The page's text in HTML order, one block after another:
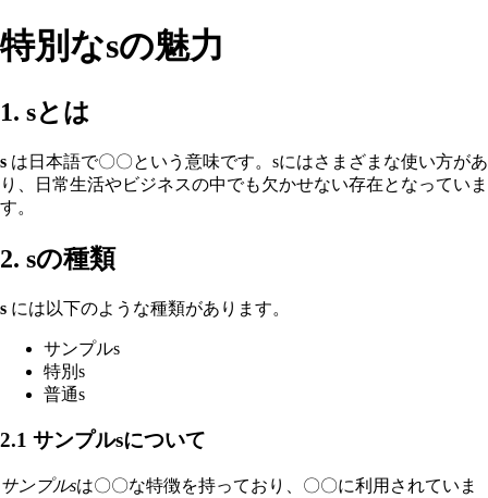
特別なsの魅力
1. sとは
s は日本語で〇〇という意味です。sにはさまざまな使い方があ
り、日常生活やビジネスの中でも欠かせない存在となっていま
す。
2. sの種類
s には以下のような種類があります。
サンプルs
特別s
普通s
2.1 サンプルsについて
サンプルsは〇〇な特徴を持っており、〇〇に利用されていま